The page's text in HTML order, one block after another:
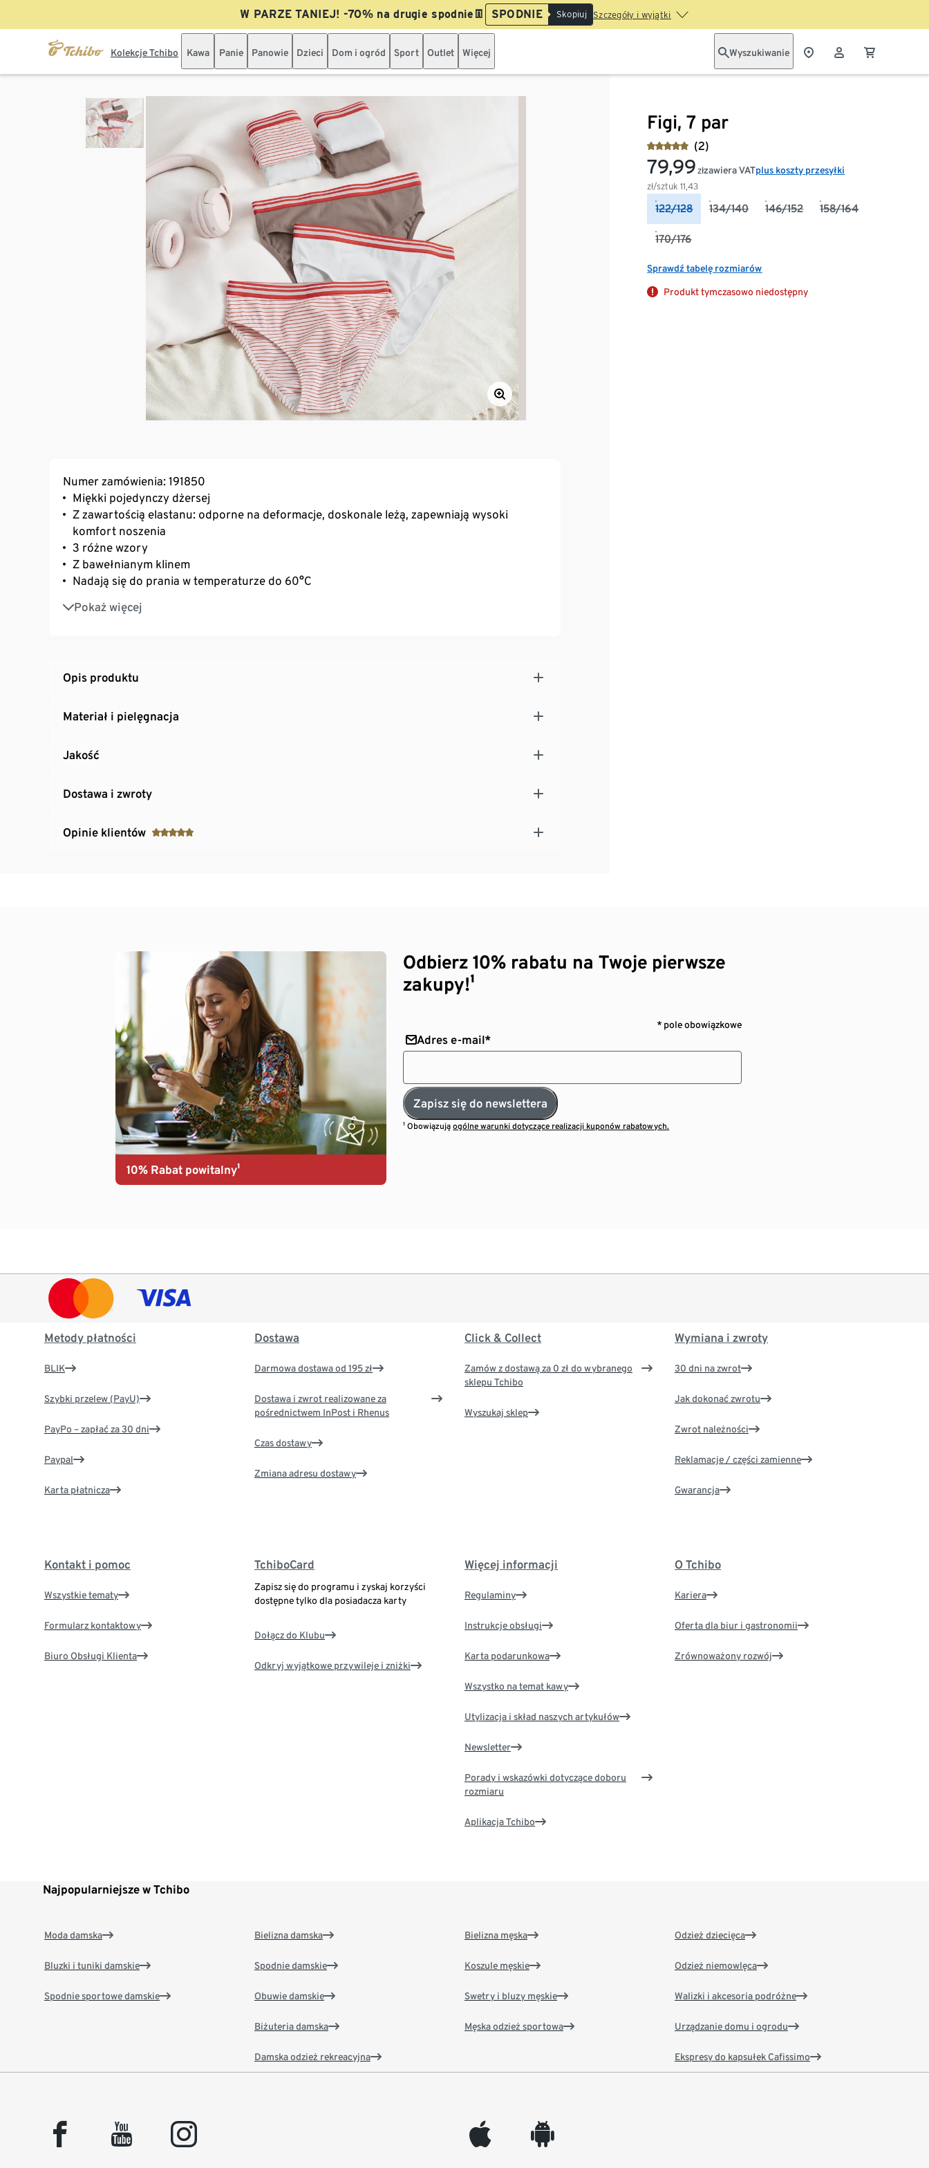
W PARZE TANIEJ! -70% na drugie spodnie👖 SPODNIE Skopiuj Szczegóły i wyjątki
Kolekcje Tchibo Kawa Panie Panowie Dzieci Dom i ogród Sport Outlet Więcej Wyszukiwanie
Figi, 7 par
(2)
79,99 zł
zł/sztuk11,43
zawiera VATplus koszty przesyłki
122/128 134/140 146/152 158/164
170/176
Sprawdź tabelę rozmiarów
Produkt tymczasowo niedostępny
Numer zamówienia: 191850
Miękki pojedynczy dżersej
Z zawartością elastanu: odporne na deformacje, doskonale leżą, zapewniają wysoki
komfort noszenia
3 różne wzory
Z bawełnianym klinem
Nadają się do prania w temperaturze do 60°C
Pokaż więcej
Z bawełną
Opis produktu
Materiał i pielęgnacja
Jakość
Dostawa i zwroty
Opinie klientów
10% Rabat powitalny¹
Odbierz 10% rabatu na Twoje pierwsze
zakupy!¹
* pole obowiązkowe
Adres e-mail*
Zapisz się do newslettera
¹ Obowiązująogólne warunki dotyczące realizacji kuponów rabatowych.
Metody płatności
BLIK
Szybki przelew (PayU)
PayPo – zapłać za 30 dni
Paypal
Karta płatnicza
Dostawa
Darmowa dostawa od 195 zł
Dostawa i zwrot realizowane za
pośrednictwem InPost i Rhenus
Czas dostawy
Zmiana adresu dostawy
Click & Collect
Zamów z dostawą za 0 zł do wybranego
sklepu Tchibo
Wyszukaj sklep
Wymiana i zwroty
30 dni na zwrot
Jak dokonać zwrotu
Zwrot należności
Reklamacje / części zamienne
Gwarancja
Kontakt i pomoc
Wszystkie tematy
Formularz kontaktowy
Biuro Obsługi Klienta
TchiboCard
Zapisz się do programu i zyskaj korzyści
dostępne tylko dla posiadacza karty
Dołącz do Klubu
Odkryj wyjątkowe przywileje i zniżki
Więcej informacji
Regulaminy
Instrukcje obsługi
Karta podarunkowa
Wszystko na temat kawy
Utylizacja i skład naszych artykułów
Newsletter
Porady i wskazówki dotyczące doboru
rozmiaru
Aplikacja Tchibo
O Tchibo
Kariera
Oferta dla biur i gastronomii
Zrównoważony rozwój
Najpopularniejsze w Tchibo
Moda damska
Bluzki i tuniki damskie
Spodnie sportowe damskie
Bielizna damska
Spodnie damskie
Obuwie damskie
Biżuteria damska
Damska odzież rekreacyjna
Bielizna męska
Koszule męskie
Swetry i bluzy męskie
Męska odzież sportowa
Odzież dziecięca
Odzież niemowlęca
Walizki i akcesoria podróżne
Urządzanie domu i ogrodu
Ekspresy do kapsułek Cafissimo
facebook youtube instagram appleinc android